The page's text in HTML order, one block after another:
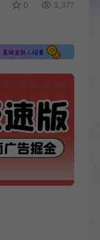
0 3,377